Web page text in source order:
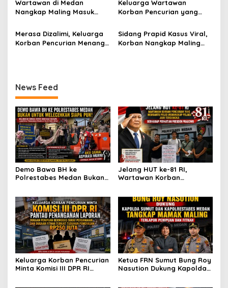
Medan
Bermodus Surat
Perdamaian dan Dugaan
Pemerasan Rp250 Juta
Kasus Dugaan Penipuan
Wartawan di Medan
Nangkap Maling Masuk
Bersama Dua Anaknya
yang Masih Kecil Minta
Tolong Prabowo Subianto
Keluarga Wartawan
Korban Pencurian yang
Dibohongi Kapolrestabes
Medan, Kirim Surat ke
Presiden Prabowo, Komisi
Merasa Dizalimi, Keluarga
Korban Pencurian Menangis
Sidang Prapid Kasus Viral,
Korban Nangkap Maling
News Feed
Demo Bawa BH ke
Polrestabes Medan Bukan
dan Rasa Kecewa
Lambatnya Penanganan
Pekara di Polrestabes
Medan
Jelang HUT ke-81 RI,
Wartawan Korban
Jadi Tersangka Berharap
Perhatian Presiden
Prabowo
Keluarga Korban Pencurian
Minta Komisi III DPR RI
Ketua FRN Sumut Bung Roy
Nasution Dukung Kapolda